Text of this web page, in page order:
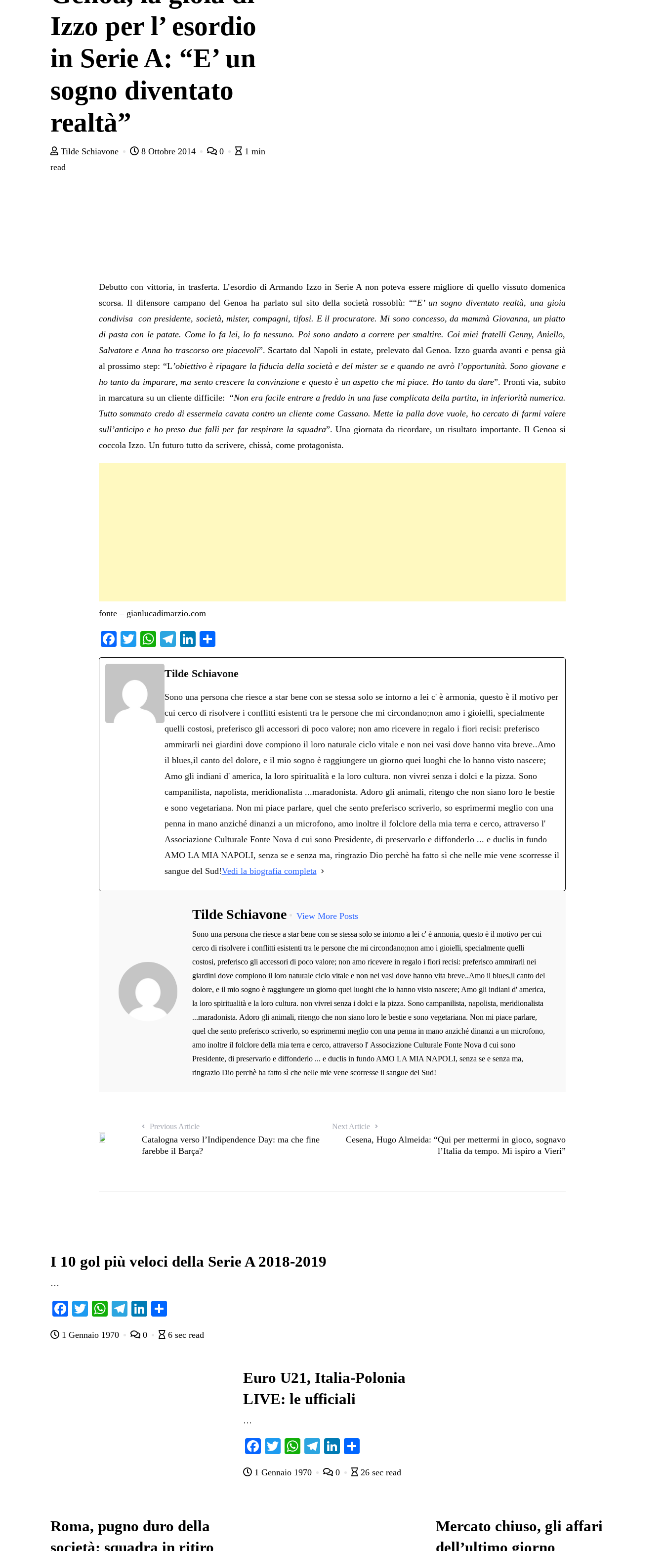
Izzo per l’ esordio
in Serie A: “E’ un
sogno diventato
realtà”
Tilde Schiavone 8 Ottobre 2014 0
1 min
read
Debutto con vittoria, in trasferta. L’esordio di Armando Izzo in Serie A non poteva essere migliore di quello vissuto domenica
scorsa. Il difensore campano del Genoa ha parlato sul sito della società rossoblù: ““E’ un sogno diventato realtà, una gioia
condivisa con presidente, società, mister, compagni, tifosi. E il procuratore. Mi sono concesso, da mammà Giovanna, un piatto
di pasta con le patate. Come lo fa lei, lo fa nessuno. Poi sono andato a correre per smaltire. Coi miei fratelli Genny, Aniello,
Salvatore e Anna ho trascorso ore piacevoli”. Scartato dal Napoli in estate, prelevato dal Genoa. Izzo guarda avanti e pensa già
al prossimo step: “L’obiettivo è ripagare la fiducia della società e del mister se e quando ne avrò l’opportunità. Sono giovane e
ho tanto da imparare, ma sento crescere la convinzione e questo è un aspetto che mi piace. Ho tanto da dare”. Pronti via, subito
in marcatura su un cliente difficile: “Non era facile entrare a freddo in una fase complicata della partita, in inferiorità numerica.
Tutto sommato credo di essermela cavata contro un cliente come Cassano. Mette la palla dove vuole, ho cercato di farmi valere
sull’anticipo e ho preso due falli per far respirare la squadra”. Una giornata da ricordare, un risultato importante. Il Genoa si
coccola Izzo. Un futuro tutto da scrivere, chissà, come protagonista.
fonte – gianlucadimarzio.com
Fa
ce
ok
T
wi
r
W
ha
ts
pp
Te
le
gr
m
Li
nk
ed
on
di
di
Tilde Schiavone
Sono una persona che riesce a star bene con se stessa solo se intorno a lei c' è armonia, questo è il motivo per
cui cerco di risolvere i conflitti esistenti tra le persone che mi circondano;non amo i gioielli, specialmente
quelli costosi, preferisco gli accessori di poco valore; non amo ricevere in regalo i fiori recisi: preferisco
ammirarli nei giardini dove compiono il loro naturale ciclo vitale e non nei vasi dove hanno vita breve..Amo
il blues,il canto del dolore, e il mio sogno è raggiungere un giorno quei luoghi che lo hanno visto nascere;
Amo gli indiani d' america, la loro spiritualità e la loro cultura. non vivrei senza i dolci e la pizza. Sono
campanilista, napolista, meridionalista ...maradonista. Adoro gli animali, ritengo che non siano loro le bestie
e sono vegetariana. Non mi piace parlare, quel che sento preferisco scriverlo, so esprimermi meglio con una
penna in mano anziché dinanzi a un microfono, amo inoltre il folclore della mia terra e cerco, attraverso l'
Associazione Culturale Fonte Nova d cui sono Presidente, di preservarlo e diffonderlo ... e duclis in fundo
AMO LA MIA NAPOLI, senza se e senza ma, ringrazio Dio perchè ha fatto sì che nelle mie vene scorresse il
sangue del Sud!Vedi la biografia completa
Tilde Schiavone View More Posts
Sono una persona che riesce a star bene con se stessa solo se intorno a lei c' è armonia, questo è il motivo per cui
cerco di risolvere i conflitti esistenti tra le persone che mi circondano;non amo i gioielli, specialmente quelli
costosi, preferisco gli accessori di poco valore; non amo ricevere in regalo i fiori recisi: preferisco ammirarli nei
giardini dove compiono il loro naturale ciclo vitale e non nei vasi dove hanno vita breve..Amo il blues,il canto del
dolore, e il mio sogno è raggiungere un giorno quei luoghi che lo hanno visto nascere; Amo gli indiani d' america,
la loro spiritualità e la loro cultura. non vivrei senza i dolci e la pizza. Sono campanilista, napolista, meridionalista
...maradonista. Adoro gli animali, ritengo che non siano loro le bestie e sono vegetariana. Non mi piace parlare,
quel che sento preferisco scriverlo, so esprimermi meglio con una penna in mano anziché dinanzi a un microfono,
amo inoltre il folclore della mia terra e cerco, attraverso l' Associazione Culturale Fonte Nova d cui sono
Presidente, di preservarlo e diffonderlo ... e duclis in fundo AMO LA MIA NAPOLI, senza se e senza ma,
ringrazio Dio perchè ha fatto sì che nelle mie vene scorresse il sangue del Sud!
Previous Article
Catalogna verso l’Indipendence Day: ma che fine
farebbe il Barça?
Next Article
Cesena, Hugo Almeida: “Qui per mettermi in gioco, sognavo
l’Italia da tempo. Mi ispiro a Vieri”
I 10 gol più veloci della Serie A 2018-2019
…
Fa
bo
T
tte
W
ts
Te
gr
Li
ed di
1 Gennaio 1970 0 6 sec read
Roma, pugno duro della
società: squadra in ritiro
Euro U21, Italia-Polonia
LIVE: le ufficiali
…
Fa
bo
T
tte
W
ts
Te
gr
Li
ed di
1 Gennaio 1970 0 26 sec read
Mercato chiuso, gli affari
dell’ultimo giorno